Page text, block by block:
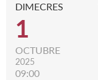
DIMECRES
1
OCTUBRE
2025
09:00